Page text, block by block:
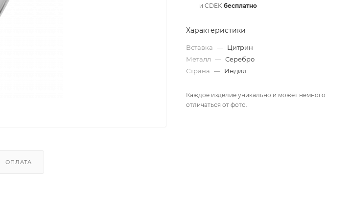
ОПЛАТА
и CDEK бесплатно
Характеристики
Вставка — Цитрин
Металл — Серебро
Страна — Индия
Каждое изделие уникально и может немного
отличаться от фото.